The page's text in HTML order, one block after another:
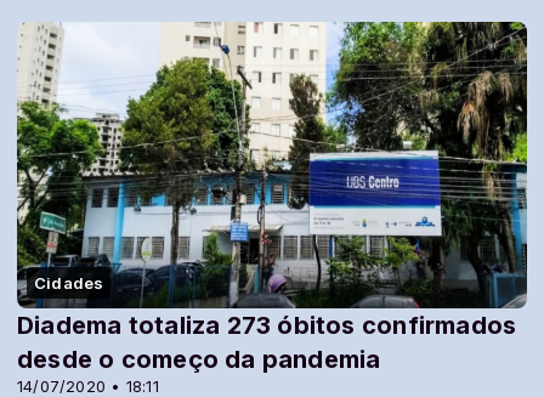
Cidades
14/07/2020 • 18:11
Diadema totaliza 273 óbitos confirmados
desde o começo da pandemia